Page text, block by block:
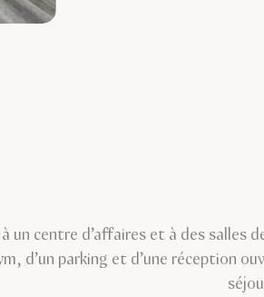
un centre d’affaires et à des
d’un parking et d’une réception